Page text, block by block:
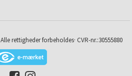
rettigheder forbeholdes· CVR-nr.:30555880